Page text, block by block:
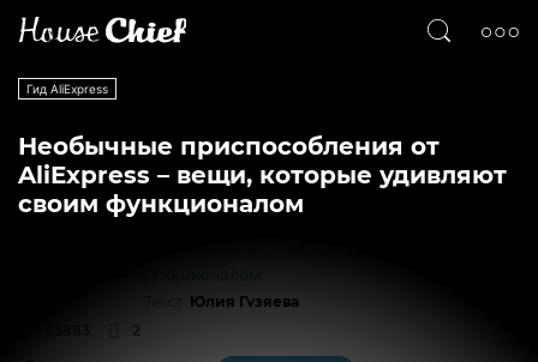
Гид AliExpress
Необычные приспособления от
AliExpress – вещи, которые удивляют
своим функционалом
Юлия Гузяева
2